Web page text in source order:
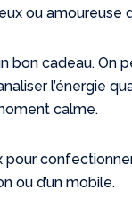
ou amoureuse
bon cadeau. On
l’énergie
calme.
ou d’un mobile.